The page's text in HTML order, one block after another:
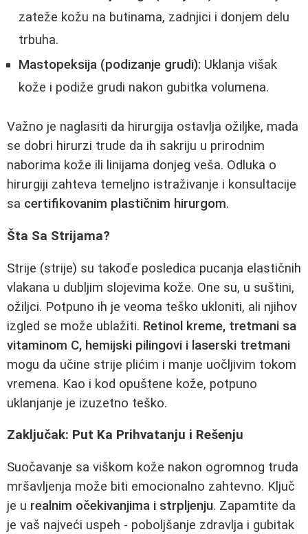
zateže kožu na butinama, zadnjici i donjem delu
trbuha.
Mastopeksija (podizanje grudi): Uklanja višak
kože i podiže grudi nakon gubitka volumena.
Važno je naglasiti da hirurgija ostavlja ožiljke, mada
se dobri hirurzi trude da ih sakriju u prirodnim
naborima kože ili linijama donjeg veša. Odluka o
hirurgiji zahteva temeljno istraživanje i konsultacije
sa certifikovanim plastičnim hirurgom.
Šta Sa Strijama?
Strije (strije) su takođe posledica pucanja elastičnih
vlakana u dubljim slojevima kože. One su, u suštini,
ožiljci. Potpuno ih je veoma teško ukloniti, ali njihov
izgled se može ublažiti. Retinol kreme, tretmani sa
vitaminom C, hemijski pilingovi i laserski tretmani
mogu da učine strije plićim i manje uočljivim tokom
vremena. Kao i kod opuštene kože, potpuno
uklanjanje je izuzetno teško.
Zaključak: Put Ka Prihvatanju i Rešenju
Suočavanje sa viškom kože nakon ogromnog truda
mršavljenja može biti emocionalno zahtevno. Ključ
je u realnim očekivanjima i strpljenju. Zapamtite da
je vaš najveći uspeh - poboljšanje zdravlja i gubitak